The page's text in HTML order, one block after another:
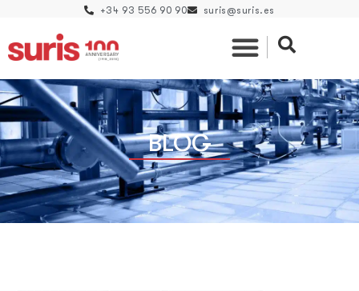
+34 93 556 90 90 suris@suris.es
BLOG